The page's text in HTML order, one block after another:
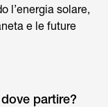
l’energia solare,
e le future
partire?